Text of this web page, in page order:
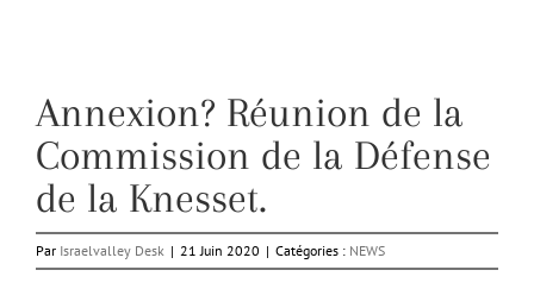
Annexion? Réunion de la
Commission de la Défense
de la Knesset.
Par Israelvalley Desk | 21 Juin 2020 | Catégories : NEWS